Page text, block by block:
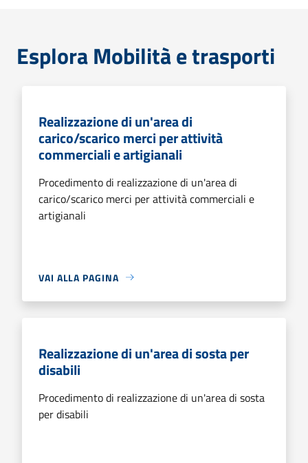
Esplora Mobilità e trasporti
Realizzazione di un'area di
carico/scarico merci per attività
commerciali e artigianali
Procedimento di realizzazione di un'area di
carico/scarico merci per attività commerciali e
artigianali
VAI ALLA PAGINA
Realizzazione di un'area di sosta per
disabili
Procedimento di realizzazione di un'area di sosta
per disabili